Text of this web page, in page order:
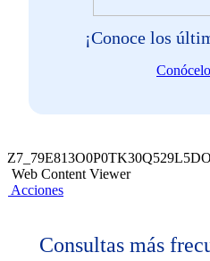
¡Conoce los
Web Content Viewer
Acciones
Consultas más